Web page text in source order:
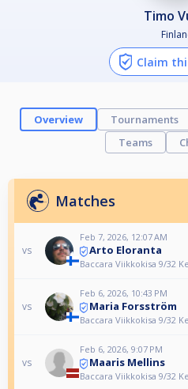
Timo
Claim
Overview Tournaments
Teams
Matches
vs
Feb 7, 2026, 12:07 AM
Arto Eloranta
Baccara Viikkokisa 9/32
vs
Feb 6, 2026, 10:43 PM
Maria Forsström
Baccara Viikkokisa 9/32
vs
Feb 6, 2026, 9:07 PM
Maaris Mellins
Baccara Viikkokisa 9/32